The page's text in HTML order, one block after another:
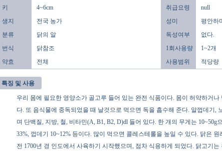
키
4~6cm 취급요령
null
생지
전국 농가 성미
평안하
분류
닭의 알 독성여부
없다.
번식
닭참조 1회사용량
1~2개
약효
전체 사용범위 적당량
특징 및 사용
우리 몸에 필요한 영양소가 골고루 들어 있는 완전 식품이다. 몸이 허약하거
다. 또 음식물에 중독되었을 때 날것으로 먹으면 독을 흡수해 준다. 알껍데기,
며 단백질, 지방, 철, 비타민(A, B1, B2, D)dl 들어 있다. 한 개의 무게는 10~50g
33%, 껍데기 10~12% 등이다. 많이 먹으면 콜레스테롤을 높일 수 있다. 닭은
전 1700년 경 인도에서 사육하기 시작했으며, 점차 식용하게 되었다. 닭고기는